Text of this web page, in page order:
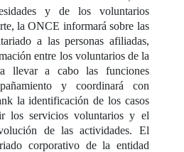
y de los voluntarios
la ONCE informará sobre las
a las personas afiliadas,
entre los voluntarios de la
llevar a cabo las funciones
y coordinará con
la identificación de los casos
los servicios voluntarios y el
de las actividades. El
corporativo de la entidad